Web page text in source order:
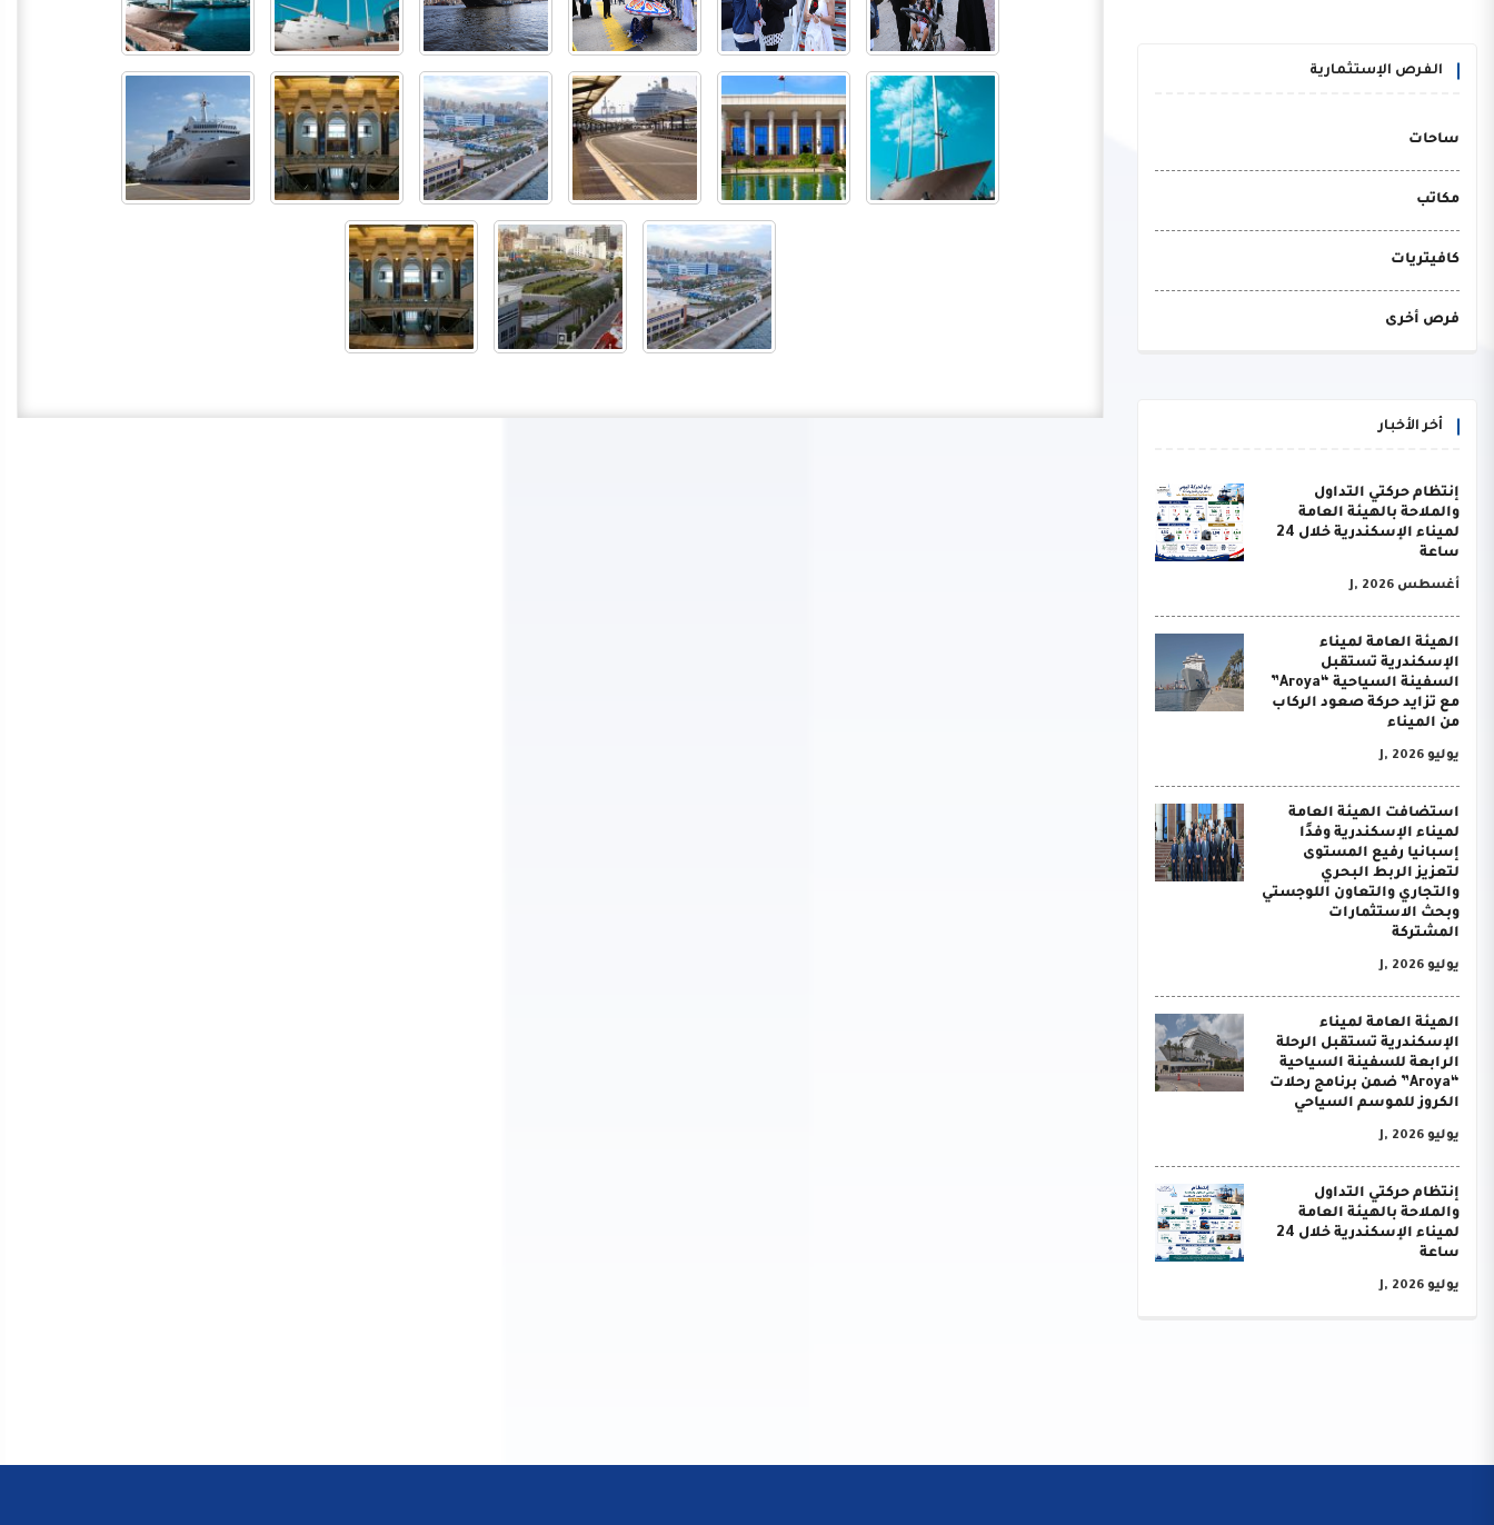
الفرص الإستثمارية
ساحات
مكاتب
كافيتريات
فرص أخرى
أخر الأخبار
إنتظام حركتي التداول
والملاحة بالهيئة العامة
لميناء الإسكندرية خلال 24
ساعة
أغسطس J, 2026
الهيئة العامة لميناء
الإسكندرية تستقبل
السفينة السياحية “Aroya”
مع تزايد حركة صعود الركاب
من الميناء
يوليو J, 2026
استضافت الهيئة العامة
لميناء الإسكندرية وفدًا
إسبانيا رفيع المستوى
لتعزيز الربط البحري
والتجاري والتعاون اللوجستي
وبحث الاستثمارات
المشتركة
يوليو J, 2026
الهيئة العامة لميناء
الإسكندرية تستقبل الرحلة
الرابعة للسفينة السياحية
“Aroya” ضمن برنامج رحلات
الكروز للموسم السياحي
يوليو J, 2026
إنتظام حركتي التداول
والملاحة بالهيئة العامة
لميناء الإسكندرية خلال 24
ساعة
يوليو J, 2026